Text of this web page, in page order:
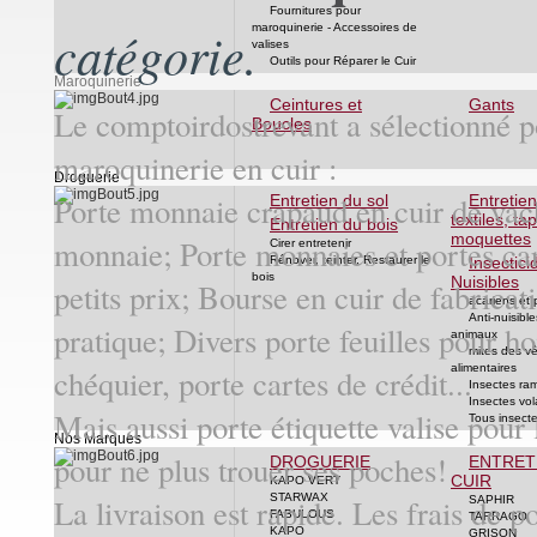
Fournitures pour
maroquinerie - Accessoires de
valises
Outils pour Réparer le Cuir
Maroquinerie
Ceintures et
Boucles
Gants
Droguerie
Entretien du sol
Entretien du bois
Cirer entretenir
Rénover, teinter, Restaurer le
bois
textiles,
moquettes
Nuisibles
acariens et
Anti-
animaux
mites des
alimentaires
Insectes
Insectes
Tous
Nos Marques
DROGUERIE
KAPO VERT
STARWAX
FABULOUS
KAPO
CUIR
SAPHIR
TARRAGO
GRISON
catégorie.
Le comptoirdostrevant a sélectionné
maroquinerie en cuir :
Porte monnaie crapaud en cuir de
monnaie; Porte monnaies et portes
petits prix; Bourse en cuir de
pratique; Divers porte feuilles pour
chéquier, porte cartes de crédit...
Mais aussi porte étiquette valise
pour ne plus trouer ses poches!
La livraison est rapide. Les frais de